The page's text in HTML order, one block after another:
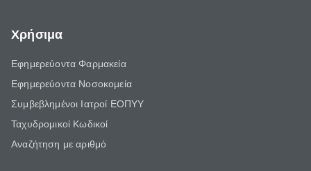
Χρήσιμα
Εφημερεύοντα Φαρμακεία
Εφημερεύοντα Νοσοκομεία
Συμβεβλημένοι Ιατροί ΕΟΠΥΥ
Ταχυδρομικοί Κωδικοί
Αναζήτηση με αριθμό